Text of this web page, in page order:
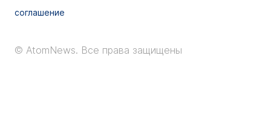
соглашение
© AtomNews. Все права защищены